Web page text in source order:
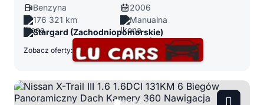
Benzyna
2006
176 321 km
Manualna
Stargard (Zachodniopomorskie)
Zobacz oferty: